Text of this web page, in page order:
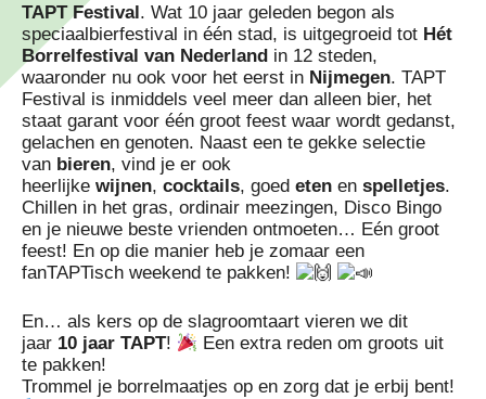
TAPT Festival. Wat 10 jaar geleden begon als
speciaalbierfestival in één stad, is uitgegroeid tot Hét
Borrelfestival van Nederland in 12 steden,
waaronder nu ook voor het eerst in Nijmegen. TAPT
Festival is inmiddels veel meer dan alleen bier, het
staat garant voor één groot feest waar wordt gedanst,
gelachen en genoten. Naast een te gekke selectie
van bieren, vind je er ook
heerlijke wijnen, cocktails, goed eten en spelletjes.
Chillen in het gras, ordinair meezingen, Disco Bingo
en je nieuwe beste vrienden ontmoeten… Eén groot
feest! En op die manier heb je zomaar een
fanTAPTisch weekend te pakken!
En… als kers op de slagroomtaart vieren we dit
jaar 10 jaar TAPT!
Een extra reden om groots uit
te pakken!
Trommel je borrelmaatjes op en zorg dat je erbij bent!